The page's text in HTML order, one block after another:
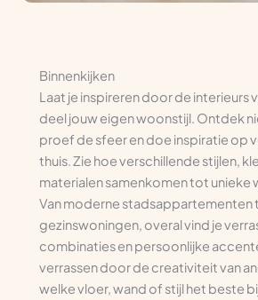
Binnenkijken
Laat je inspireren door de interieurs
deel jouw eigen woonstijl. Ontdek
proef de sfeer en doe inspiratie op
thuis. Zie hoe verschillende stijlen,
materialen samenkomen tot unieke
Van moderne stadsappartementen
gezinswoningen, overal vind je
combinaties en persoonlijke
verrassen door de creativiteit van
welke vloer, wand of stijl het beste